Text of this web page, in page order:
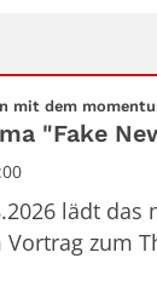
mit dem
"Fake
lädt
zum